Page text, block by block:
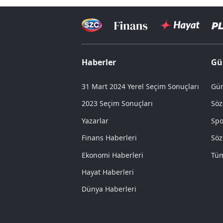
Haberler
31 Mart 2024 Yerel Seçim Sonuçları
2023 Seçim Sonuçları
Yazarlar
Finans Haberleri
Ekonomi Haberleri
Hayat Haberleri
Dünya Haberleri